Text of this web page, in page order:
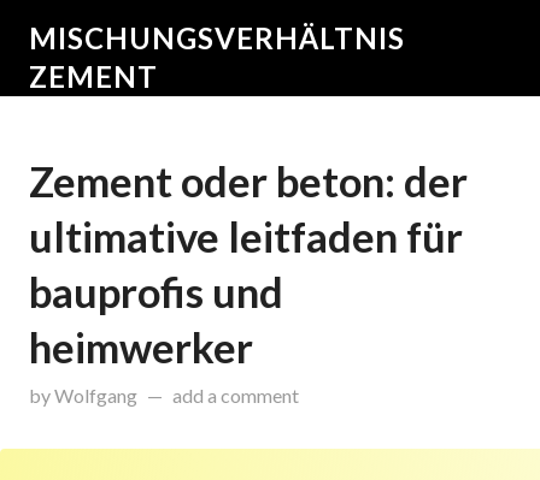
MISCHUNGSVERHÄLTNIS
ZEMENT
Zement oder beton: der
ultimative leitfaden für
bauprofis und
heimwerker
byWolfgang onMai 23, 2025
add a comment